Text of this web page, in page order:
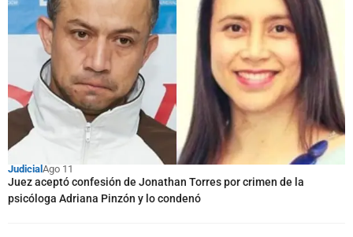
Judicial Ago 11
Juez aceptó confesión de Jonathan Torres por crimen de la
psicóloga Adriana Pinzón y lo condenó